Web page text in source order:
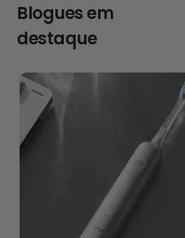
Blogues em
destaque